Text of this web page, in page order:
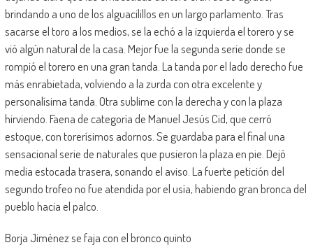
brindando a uno de los alguacilillos en un largo parlamento. Tras
sacarse el toro a los medios, se la echó a la izquierda el torero y se
vió algún natural de la casa. Mejor fue la segunda serie donde se
rompió el torero en una gran tanda. La tanda por el lado derecho fue
más enrabietada, volviendo a la zurda con otra excelente y
personalísima tanda. Otra sublime con la derecha y con la plaza
hirviendo. Faena de categoría de Manuel Jesús Cid, que cerró
estoque, con torerísimos adornos. Se guardaba para el final una
sensacional serie de naturales que pusieron la plaza en pie. Dejó
media estocada trasera, sonando el aviso. La fuerte petición del
segundo trofeo no fue atendida por el usía, habiendo gran bronca del
pueblo hacia el palco.
Borja Jiménez se faja con el bronco quinto